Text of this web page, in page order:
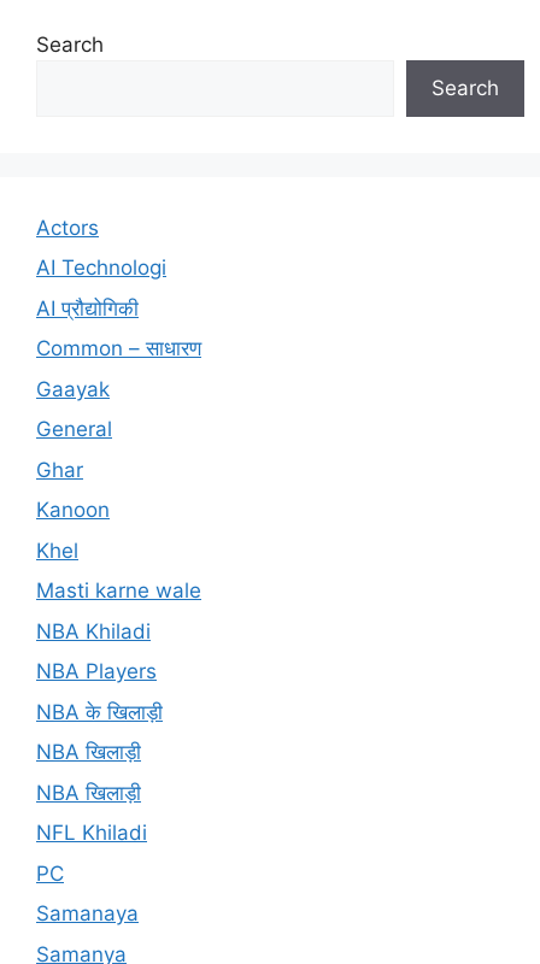
Search
Search
Actors
AI Technologi
AI प्रौद्योगिकी
Common – साधारण
Gaayak
General
Ghar
Kanoon
Khel
Masti karne wale
NBA Khiladi
NBA Players
NBA के खिलाड़ी
NBA खिलाड़ी
NBA खिलाड़ी
NFL Khiladi
PC
Samanaya
Samanya